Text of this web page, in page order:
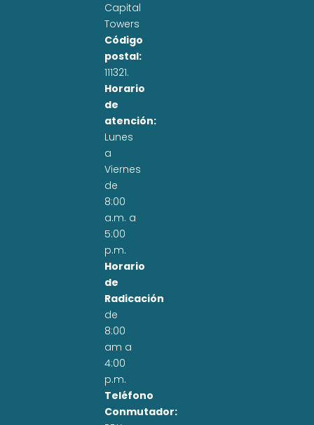
Capital
Towers
Código
postal:
111321.
Horario
de
atención:
Lunes
a
Viernes
de
8:00
a.m. a
5:00
p.m.
Horario
de
Radicación
de
8:00
am a
4:00
p.m.
Teléfono
Conmutador: